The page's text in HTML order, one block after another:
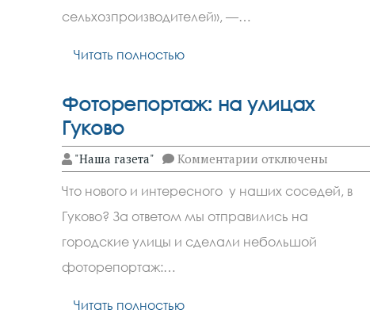
сельхозпроизводителей», —…
Читать полностью
Фоторепортаж: на улицах
Гуково
"Наша газета" Комментариик
записи
Фоторепортаж:
на
улицах
Гуково
отключены
Что нового и интересного у наших соседей, в
Гуково? За ответом мы отправились на
городские улицы и сделали небольшой
фоторепортаж:…
Читать полностью